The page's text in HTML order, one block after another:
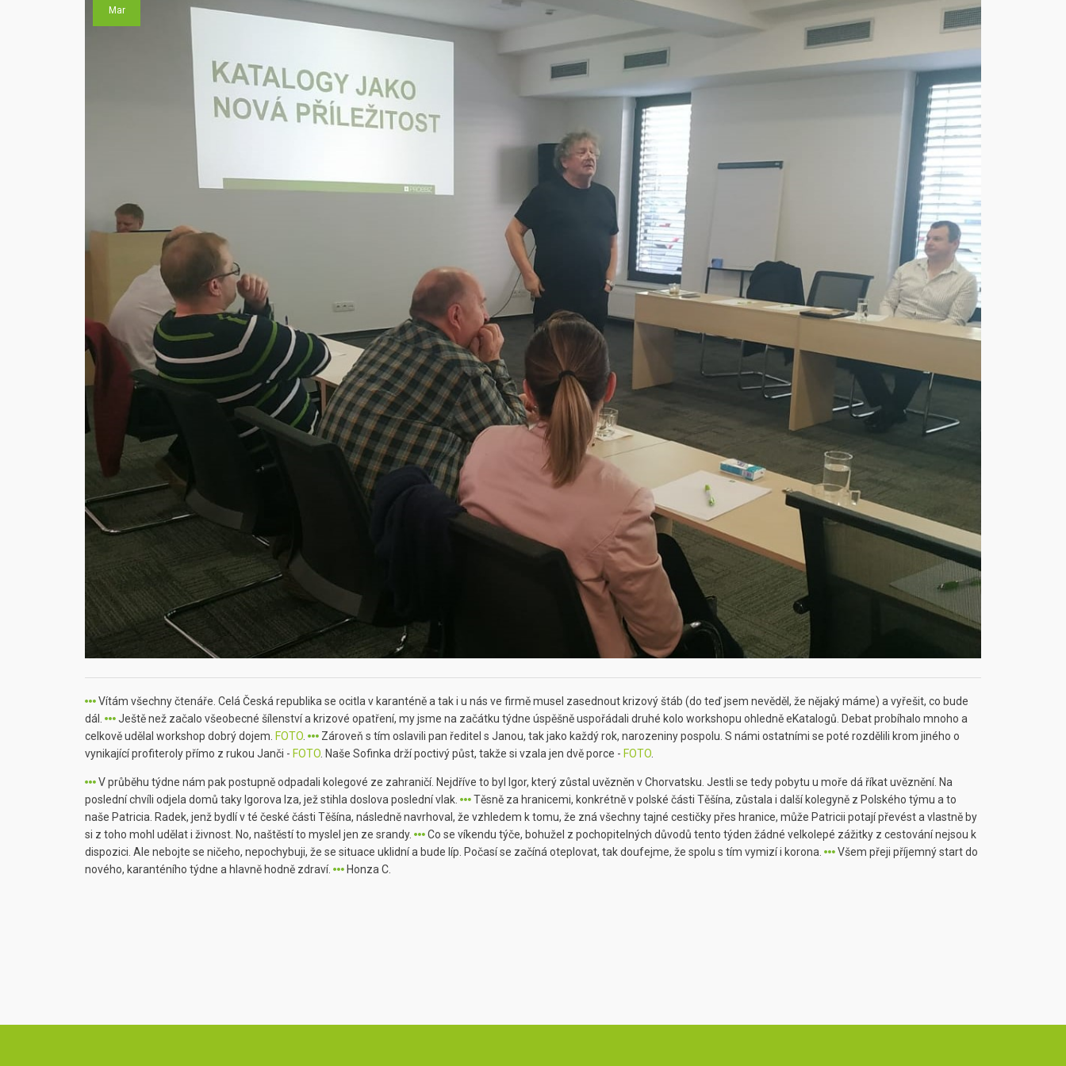
WENDY Pronájem prostor v centru Ostravy
Mar
Vítám všechny čtenáře. Celá Česká republika se ocitla v karanténě a tak i u nás ve firmě musel zasednout krizový štáb (do teď jsem nevěděl, že nějaký máme) a vyřešit, co bude
dál.
Ještě než začalo všeobecné šílenství a krizové opatření, my jsme na začátku týdne úspěšně uspořádali druhé kolo workshopu ohledně eKatalogů. Debat probíhalo mnoho a
celkově udělal workshop dobrý dojem. FOTO
Zároveň s tím oslavili pan ředitel s Janou, tak jako každý rok, narozeniny pospolu. S námi ostatními se poté rozdělili krom jiného o
vynikající profiteroly přímo z rukou Janči - FOTO . Naše Sofinka drží poctivý půst, takže si vzala jen dvě porce - FOTO
V průběhu týdne nám pak postupně odpadali kolegové ze zahraničí. Nejdříve to byl Igor, který zůstal uvězněn v Chorvatsku. Jestli se tedy pobytu u moře dá říkat uvěznění. Na
poslední chvíli odjela domů taky Igorova Iza, jež stihla doslova poslední vlak.
Těsně za hranicemi, konkrétně v polské části Těšína, zůstala i další kolegyně z Polského týmu a to
naše Patricia. Radek, jenž bydlí v té české části Těšína, následně navrhoval, že vzhledem k tomu, že zná všechny tajné cestičky přes hranice, může Patricii potají převést a vlastně by
si z toho mohl udělat i živnost. No, naštěstí to myslel jen ze srandy.
Co se víkendu týče, bohužel z pochopitelných důvodů tento týden žádné velkolepé zážitky z cestování nejsou k
dispozici. Ale nebojte se ničeho, nepochybuji, že se situace uklidní a bude líp. Počasí se začíná oteplovat, tak doufejme, že spolu s tím vymizí i korona.
Všem přeji příjemný start do
nového, karanténího týdne a hlavně hodně zdraví.
Honza C.